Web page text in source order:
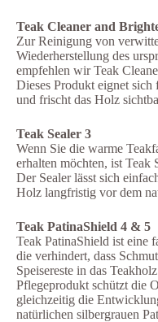
Teak Cleaner and
Zur Reinigung von
Wiederherstellung des
empfehlen wir Teak
Dieses Produkt eignet
und frischt das Holz
Teak Sealer 3
Wenn Sie die warme
erhalten möchten, ist Teak
Der Sealer lässt sich
Holz langfristig vor dem
Teak PatinaShield 4 & 5
Teak PatinaShield ist eine
die verhindert, dass
Speisereste in das
Pflegeprodukt schützt die
gleichzeitig die
natürlichen silbergrauen